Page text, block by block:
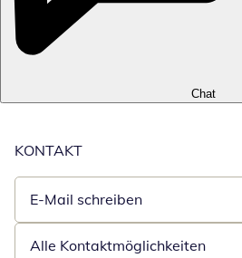
Chat
KONTAKT
E-Mail schreiben
Öffnet E-Mail-Client
Alle Kontaktmöglichkeiten